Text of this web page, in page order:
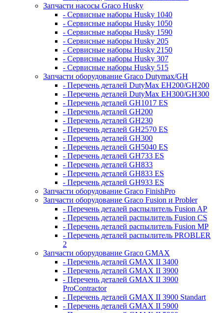
Запчасти насосы Graco Husky
- Сервисные наборы Husky 1040
- Сервисные наборы Husky 1050
- Сервисные наборы Husky 1590
- Сервисные наборы Husky 205
- Сервисные наборы Husky 2150
- Сервисные наборы Husky 307
- Сервисные наборы Husky 515
Запчасти оборудование Graco Dutymax/GH
- Перечень деталей DutyMax EH200/GH200
- Перечень деталей DutyMax EH300/GH300
- Перечень деталей GH1017 ES
- Перечень деталей GH200
- Перечень деталей GH230
- Перечень деталей GH2570 ES
- Перечень деталей GH300
- Перечень деталей GH5040 ES
- Перечень деталей GH733 ES
- Перечень деталей GH833
- Перечень деталей GH833 ES
- Перечень деталей GH933 ES
Запчасти оборудование Graco FinishPro
Запчасти оборудование Graco Fusion и Probler
- Перечень деталей распылитель Fusion AP
- Перечень деталей распылитель Fusion CS
- Перечень деталей распылитель Fusion MP
- Перечень деталей распылитель PROBLER
2
Запчасти оборудование Graco GMAX
- Перечень деталей GMAX II 3400
- Перечень деталей GMAX II 3900
- Перечень деталей GMAX II 3900
ProContractor
- Перечень деталей GMAX II 3900 Standart
- Перечень деталей GMAX II 5900